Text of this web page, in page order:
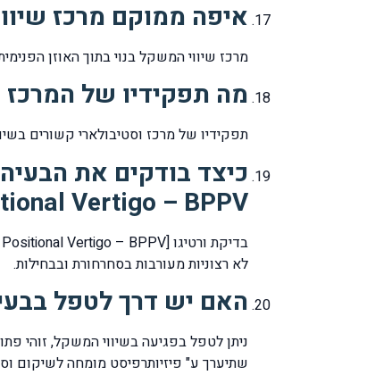
איפה ממוקם מרכז
מרכז שיווי המשקל בנוי בתוך האוזן
מה תפקידיו של המרכז
תפקידיו של מרכז וסטיבולארי קשורים
כיצד בודקים את
Vertigo – BPPV ?
לא רצוניות מעורבות בסחרחורת ובבחילות.
האם יש דרך לטפל
ניתן לטפל בפגיעה בשיווי המשקל, זוהי
שתיערך ע" פיזיותרפיסט מומחה לשיקום